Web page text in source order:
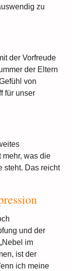
zu
der Vorfreude
der Eltern
von
für unser
mehr, was die
steht. Das reicht
und der
im
ist der
ich meine